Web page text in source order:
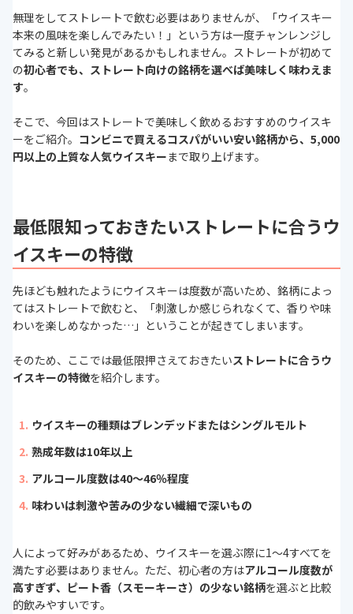
無理をしてストレートで飲む必要はありませんが、「ウイスキー
本来の風味を楽しんでみたい！」という方は一度チャンレンジし
てみると新しい発見があるかもしれません。ストレートが初めて
の初心者でも、ストレート向けの銘柄を選べば美味しく味わえま
す。
そこで、今回はストレートで美味しく飲めるおすすめのウイスキ
ーをご紹介。 コンビニで買えるコスパがいい安い銘柄から、5,000
円以上の上質な人気ウイスキーまで取り上げます。
最低限知っておきたいストレートに合うウ
イスキーの特徴
先ほども触れたようにウイスキーは度数が高いため、銘柄によっ
てはストレートで飲むと、「刺激しか感じられなくて、香りや味
わいを楽しめなかった…」ということが起きてしまいます。
そのため、ここでは最低限押さえておきたいストレートに合うウ
イスキーの特徴を紹介します。
ウイスキーの種類はブレンデッドまたはシングルモルト
熟成年数は10年以上
アルコール度数は40〜46％程度
味わいは刺激や苦みの少ない繊細で深いもの
人によって好みがあるため、ウイスキーを選ぶ際に1～4すべてを
満たす必要はありません。ただ、初心者の方はアルコール度数が
高すぎず、ピート香（スモーキーさ）の少ない銘柄を選ぶと比較
的飲みやすいです。